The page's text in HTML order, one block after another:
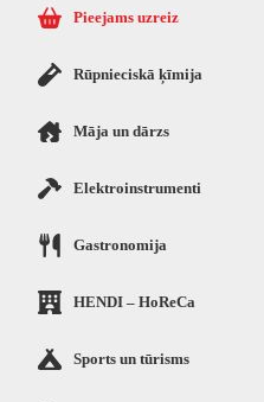
Pieejams uzreiz
Rūpnieciskā ķīmija
Māja un dārzs
Elektroinstrumenti
Gastronomija
HENDI – HoReCa
Sports un tūrisms